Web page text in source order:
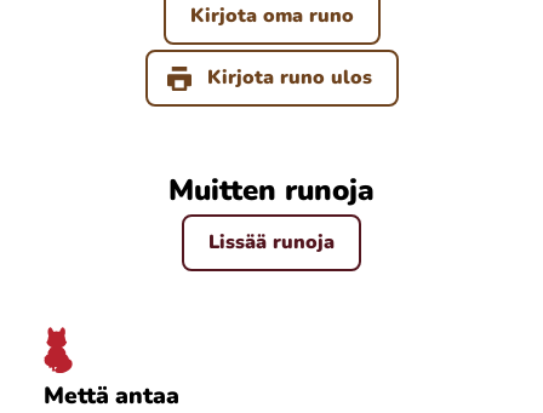
Kelderash (Romska)
Kirjota oma runo
Kirjota runo ulos
Muitten runoja
Lissää runoja
Mettä antaa